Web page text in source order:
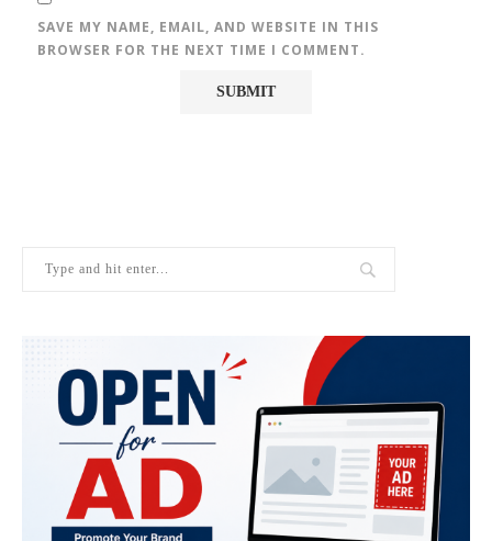
SAVE MY NAME, EMAIL, AND WEBSITE IN THIS
BROWSER FOR THE NEXT TIME I COMMENT.